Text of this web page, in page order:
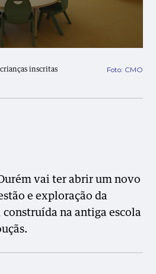
inscritas Foto: CMO
vai ter abrir um novo
e exploração da
construída na antiga escola